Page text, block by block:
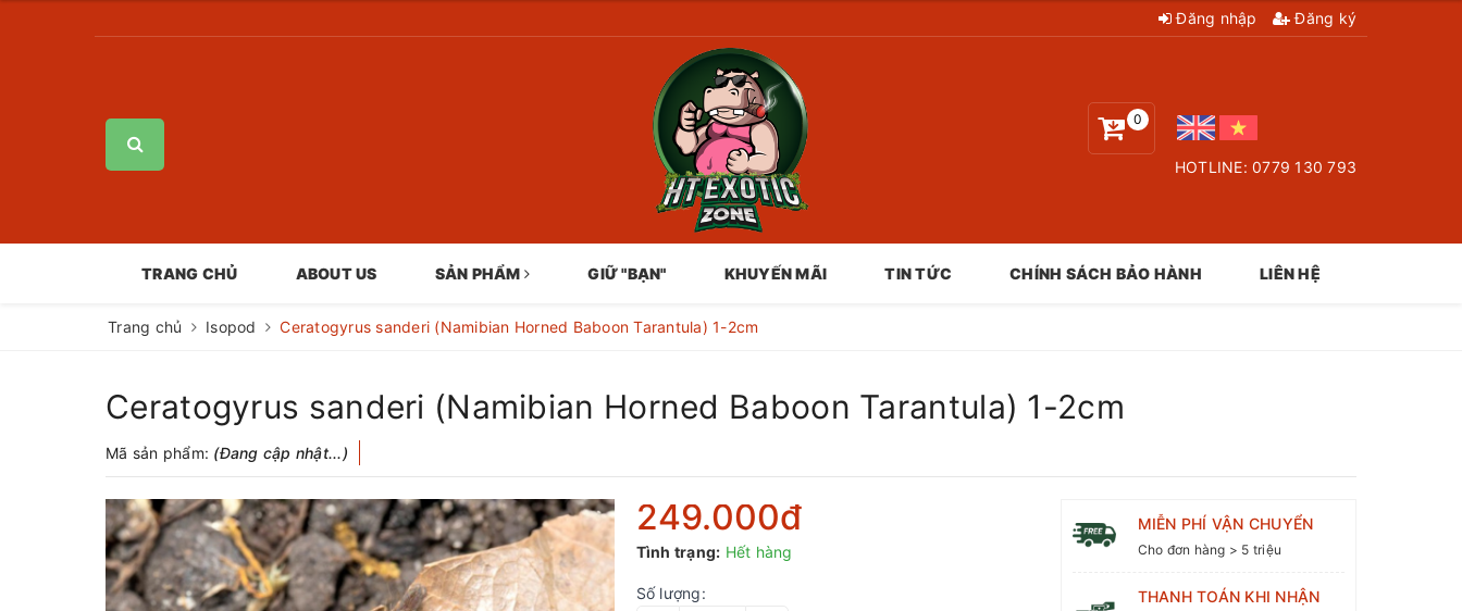
Đăng nhập Đăng ký
0
HOTLINE: 0779 130 793
TRANG CHỦ ABOUT US SẢN PHẨM GIỮ "BẠN" KHUYẾN MÃI TIN TỨC CHÍNH SÁCH BẢO HÀNH LIÊN HỆ
Trang chủ Isopod Ceratogyrus sanderi (Namibian Horned Baboon Tarantula) 1-2cm
Ceratogyrus sanderi (Namibian Horned Baboon Tarantula) 1-2cm
Mã sản phẩm: (Đang cập nhật...)
249.000₫
Tình trạng: Hết hàng
Số lượng:
MIỄN PHÍ VẬN CHUYỂN
Cho đơn hàng > 5 triệu
THANH TOÁN KHI NHẬN